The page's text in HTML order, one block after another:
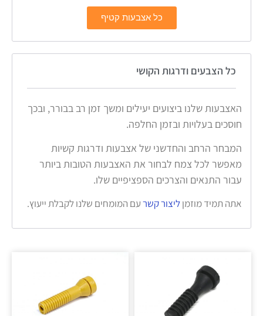
כל אצבעות קטיף
כל הצבעים ודרגות הקושי
האצבעות שלנו ביצועים יעילים ומשך זמן רב בבורר, ובכך
חוסכים בעלויות ובזמן החלפה.
המבחר הרחב והחדשני של אצבעות ודרגות קשיות
מאפשר לכל צמח לבחור את האצבעות הטובות ביותר
עבור התנאים והצרכים הספציפיים שלו.
אתה תמיד מוזמןליצור קשרעם המומחים שלנו לקבלת ייעוץ.